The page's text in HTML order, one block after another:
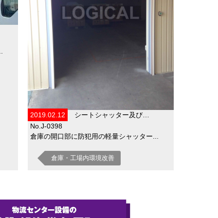
2019.02.12
シートシャッター及び…
No.J-0398
倉庫の開口部に防犯用の軽量シャッター...
倉庫・工場内環境改善